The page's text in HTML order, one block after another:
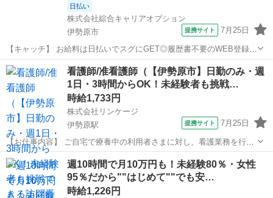
日払い
株式会社綜合キャリアオプション
伊勢原市
提携サイト 7月25日
【キャッチ】 お給料は日払いでスグにGET◎履歴書不要のWEB登録
OK！「化学製品の充填」高時給1300円！伊勢原周辺！20代～40代の
スタッフが多数活躍中★ 【コメント】 製造のお仕事が豊富★未経験で
働いてみたい方も大歓...
神奈川 伊勢原市 仕分け
看護師/准看護師（【伊勢原市】日勤のみ・週
1日・3時間からOK！未経験者も挑戦…
時給1,733円
株式会社リンケージ
伊勢原駅
提携サイト 7月25日
【お仕事内容】 ご自宅で療養中の利用者さまに対し、看護業務を行い
ます。 健康状態の観察や疾病予防、日常生活のサポート、医師の指示
による処置や管理、リハビリの補助や指導、在宅サービスの相談など
を担当します。 訪問看護未経験者が...
神奈川 伊勢原市 伊勢原駅 看護師
週10時間で月10万円も！未経験80％・女性
95％だから""はじめて""でも安…
時給1,226円